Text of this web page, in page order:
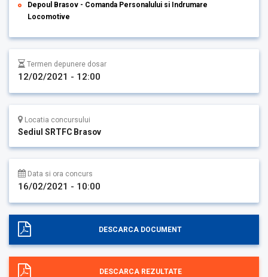
Depoul Brasov - Comanda Personalului si Indrumare
Locomotive
Termen depunere dosar
12/02/2021 - 12:00
Locatia concursului
Sediul SRTFC Brasov
Data si ora concurs
16/02/2021 - 10:00
DESCARCA DOCUMENT
DESCARCA REZULTATE